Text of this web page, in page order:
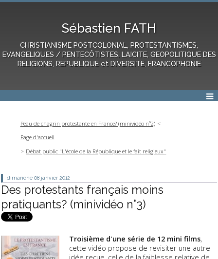
Sébastien FATH
CHRISTIANISME POSTCOLONIAL, PROTESTANTISMES,
EVANGELIQUES / PENTECÔTISTES, LAICITE, GEOPOLITIQUE DES
RELIGIONS, REPUBLIQUE et DIVERSITE, FRANCOPHONIE
Peau de chagrin protestante en France? (minividéo n°2)
Page d'accueil
Débat public "L'école de la République et le fait religieux"
dimanche 08 janvier 2012
Des protestants français moins
pratiquants? (minividéo n°3)
Troisième d'une série de 12 mini films,
cette vidéo propose de revisiter une autre
idée reçue, celle de la faiblesse relative de